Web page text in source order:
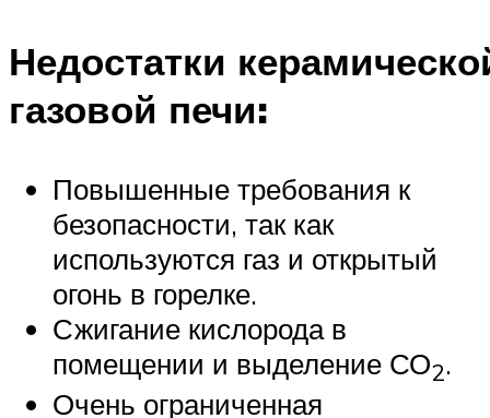
Недостатки
газовой печи:
Повышенные требования к
безопасности, так как
используются газ и открытый
огонь в горелке.
Сжигание кислорода в
помещении и выделение СО2.
Очень ограниченная